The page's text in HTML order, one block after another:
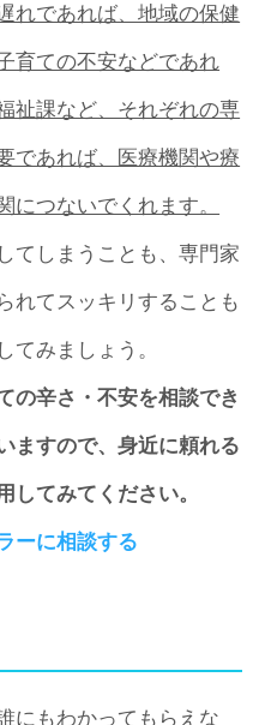
れであれば、地域の保健
育ての不安などであれ
祉課など、それぞれの専
であれば、医療機関や療
につないでくれます。
てしまうことも、専門家
れてスッキリすることも
てみましょう。
の辛さ・不安を相談でき
ますので、身近に頼れる
してみてください。
ーに相談する
にもわかってもらえな